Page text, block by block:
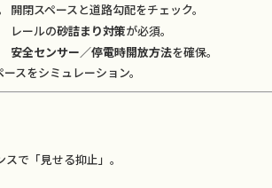
開閉スペースと道路勾配をチェック。
レールの砂詰まり対策が必須。
安全センサー／停電時開放方法を確保。
スをシミュレーション。
で「見せる抑止」。